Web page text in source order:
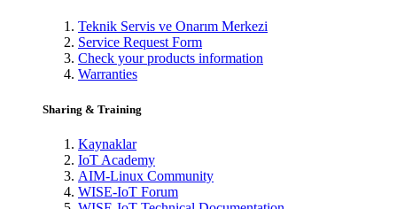
Teknik Servis ve Onarım Merkezi
Service Request Form
Check your products information
Warranties
Sharing & Training
Kaynaklar
IoT Academy
AIM-Linux Community
WISE-IoT Forum